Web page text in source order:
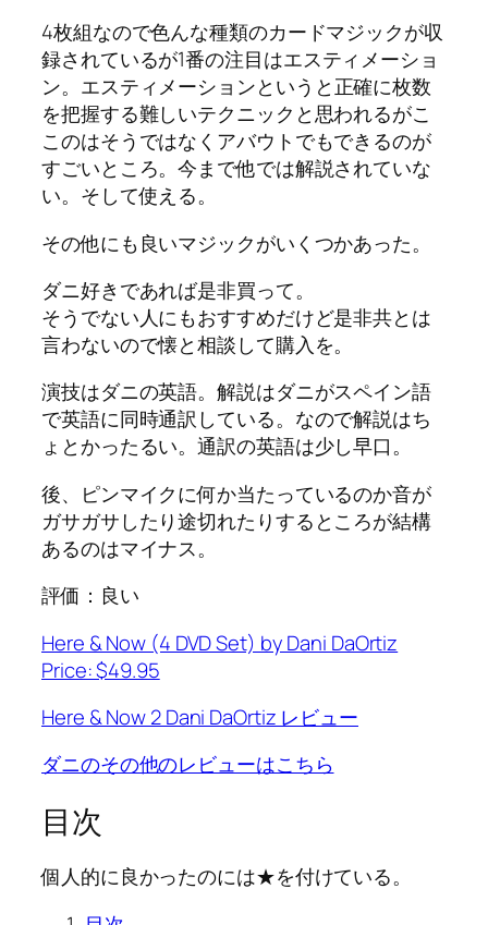
4枚組なので色んな種類のカードマジックが収
録されているが1番の注目はエスティメーショ
ン。 エスティメーションというと正確に枚数
を把握する難しいテクニックと思われるがこ
このはそうではなくアバウトでもできるのが
すごいところ。今まで他では解説されていな
い。そして使える。
その他にも良いマジックがいくつかあった。
ダニ好きであれば是非買って。
そうでない人にもおすすめだけど是非共とは
言わないので懐と相談して購入を。
演技はダニの英語。解説はダニがスペイン語
で英語に同時通訳している。なので解説はち
ょとかったるい。通訳の英語は少し早口。
後、ピンマイクに何か当たっているのか音が
ガサガサしたり途切れたりするところが結構
あるのはマイナス。
評価：良い
Here & Now (4 DVD Set) by Dani DaOrtiz
Price: $49.95
Here & Now 2 Dani DaOrtiz レビュー
ダニのその他のレビューはこちら
目次
個人的に良かったのには★を付けている。